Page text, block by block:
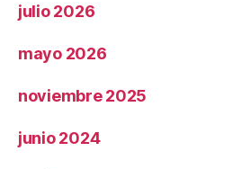
julio 2026
mayo 2026
noviembre 2025
junio 2024